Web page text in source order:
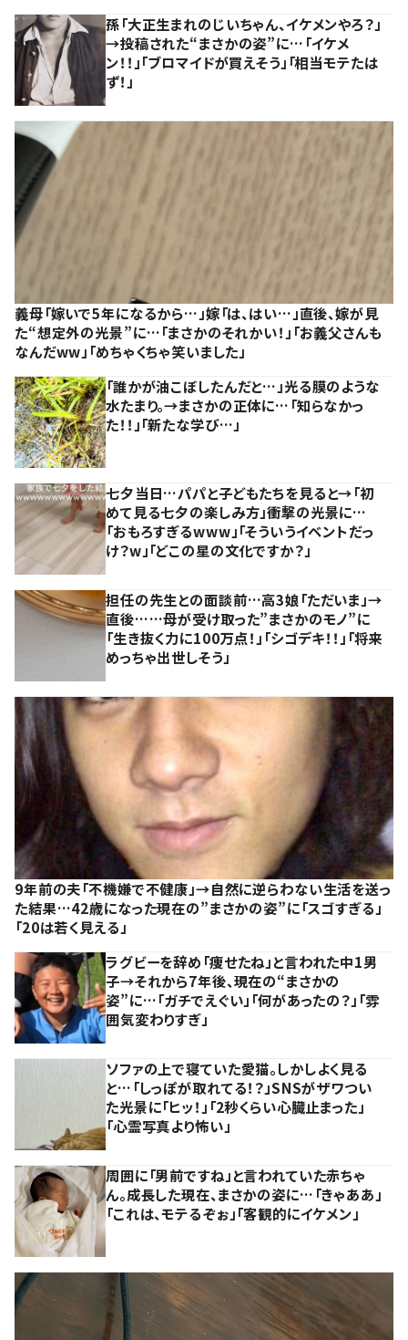
孫「大正生まれのじいちゃん、イケメンやろ？」
→投稿された“まさかの姿”に…「イケメ
ン！！」「ブロマイドが買えそう」「相当モテたは
ず！」
義母「嫁いで5年になるから…」嫁「は、はい…」直後、嫁が見
た“想定外の光景”に…「まさかのそれかい！」「お義父さんも
なんだww」「めちゃくちゃ笑いました」
「誰かが油こぼしたんだと…」光る膜のような
水たまり。→まさかの正体に…「知らなかっ
た！！」「新たな学び…」
七夕当日…パパと子どもたちを見ると→「初
めて見る七夕の楽しみ方」衝撃の光景に…
「おもろすぎるwww」「そういうイベントだっ
け？w」「どこの星の文化ですか？」
担任の先生との面談前…高3娘「ただいま」→
直後……母が受け取った”まさかのモノ”に
「生き抜く力に100万点！」「シゴデキ！！」「将来
めっちゃ出世しそう」
9年前の夫「不機嫌で不健康」→自然に逆らわない生活を送っ
た結果…42歳になった現在の”まさかの姿”に「スゴすぎる」
「20は若く見える」
ラグビーを辞め「痩せたね」と言われた中1男
子→それから7年後、現在の“まさかの
姿”に…「ガチでえぐい」「何があったの？」「雰
囲気変わりすぎ」
ソファの上で寝ていた愛猫。しかしよく見る
と…「しっぽが取れてる！？」SNSがザワつい
た光景に「ヒッ！」「2秒くらい心臓止まった」
「心霊写真より怖い」
周囲に「男前ですね」と言われていた赤ちゃ
ん。成長した現在、まさかの姿に…「きゃああ」
「これは、モテるぞぉ」「客観的にイケメン」